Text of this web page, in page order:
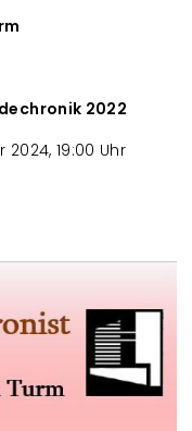
2022
2024, 19:00 Uhr